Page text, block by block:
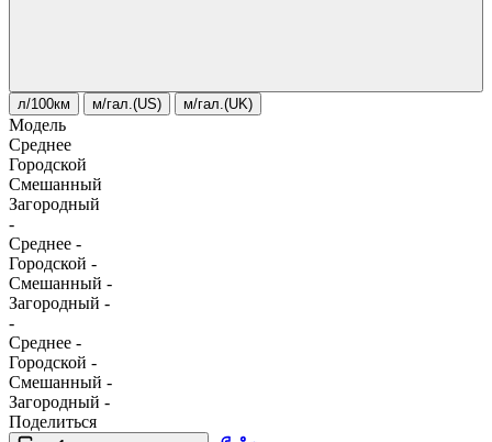
л/100км м/гал.(US) м/гал.(UK)
Модель
Среднее
Городской
Смешанный
Загородный
-
Среднее -
Городской -
Смешанный -
Загородный -
-
Среднее -
Городской -
Смешанный -
Загородный -
Поделиться